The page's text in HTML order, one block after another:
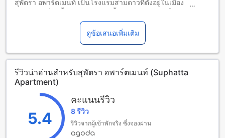
สุพัตรา อพาร์ตเมนท์ เป็นโรงแรมสามดาวที่ตั้งอยู่ในเมือง
สามารถเลือกห้องพักที่ตรงกับความต้องการของคุณได้อย่าง
การเช็คอินสามารถทำได้ตั้งแต่เวลา 12:00 นาฬิกาเป็นต้นไป
และการเช็คเอาท์จะต้องทำภายในเวลา 12:00 นาฬิกา โดยที่คุณ
สามารถเพลิดเพลินกับการเข้าพักในห้องพักสุพัตรา อพาร์ตเมนท์
ได้เต็มประสิทธิภาพจนถึงเวลาออก
สำหรับนโยบายการเข้าพักของเด็ก สุพัตรา อพาร์ตเมนท์ไม่
อนุญาตให้เด็กพักฟรี อาจมีการเรียกเก็บค่าใช้จ่ายเพิ่มเติมได้
กรุณาติดต่อโรงแรมสำหรับข้อมูลเพิ่มเติม
สนุกกับห้องเกมส์ที่สุพัตรา อพาร์ตเมนท์
ดูข้อเสนอเพิ่มเติม
รีวิวน่าอ่านสำหรับสุพัตรา อพาร์ตเมนท์ (Suphatta
Apartment)
5.4
คะแนนรีวิว
8 รีวิว
รีวิวจากผู้เข้าพักจริง ซึ่งจองผ่าน